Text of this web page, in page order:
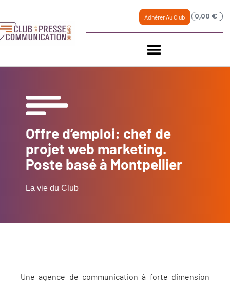
Adhérer Au Club 0,00 €
Offre d’emploi: chef de
projet web marketing.
Poste basé à Montpellier
La vie du Club
Une agence de communication à forte dimension